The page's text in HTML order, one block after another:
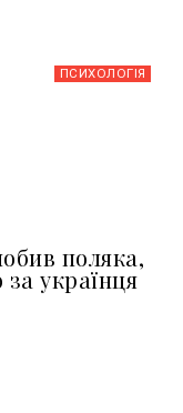
ПСИХОЛОГІЯ
поляка,
українця